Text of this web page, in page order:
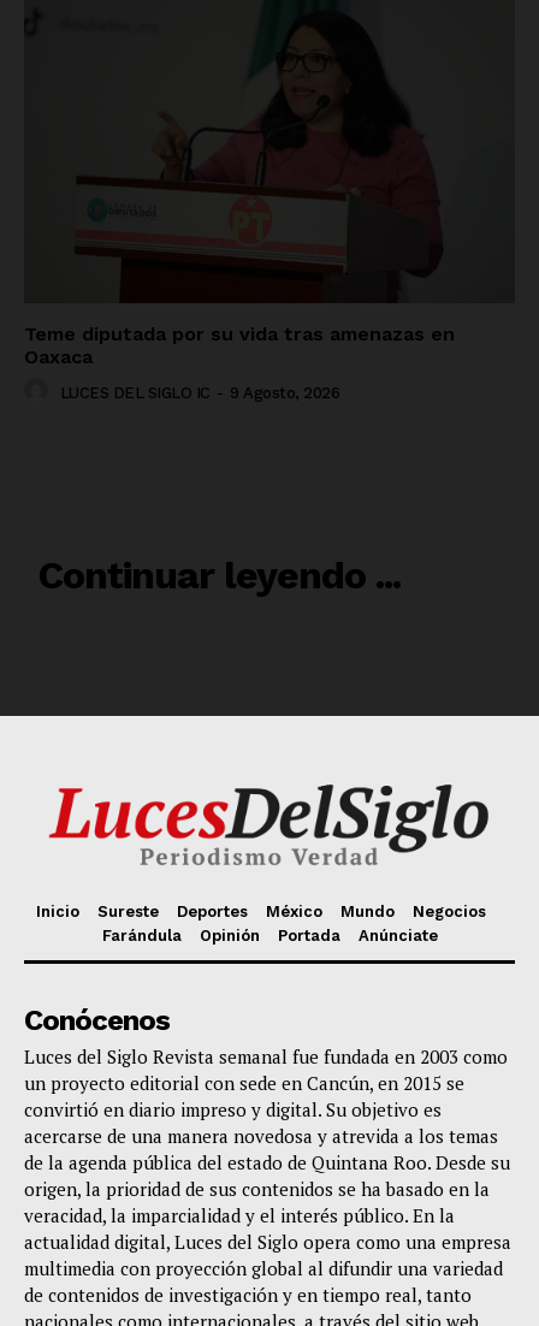
Inicio Sureste Deportes México Mundo
Negocios
Farándula
Opinión Portada Anúnciate
Conócenos
Luces del Siglo Revista semanal fue fundada en 2003 como
un proyecto editorial con sede en Cancún, en 2015 se
convirtió en diario impreso y digital. Su objetivo es
acercarse de una manera novedosa y atrevida a los temas
de la agenda pública del estado de Quintana Roo. Desde su
origen, la prioridad de sus contenidos se ha basado en la
veracidad, la imparcialidad y el interés público. En la
actualidad digital, Luces del Siglo opera como una empresa
multimedia con proyección global al difundir una variedad
de contenidos de investigación y en tiempo real, tanto
nacionales como internacionales, a través del sitio web,